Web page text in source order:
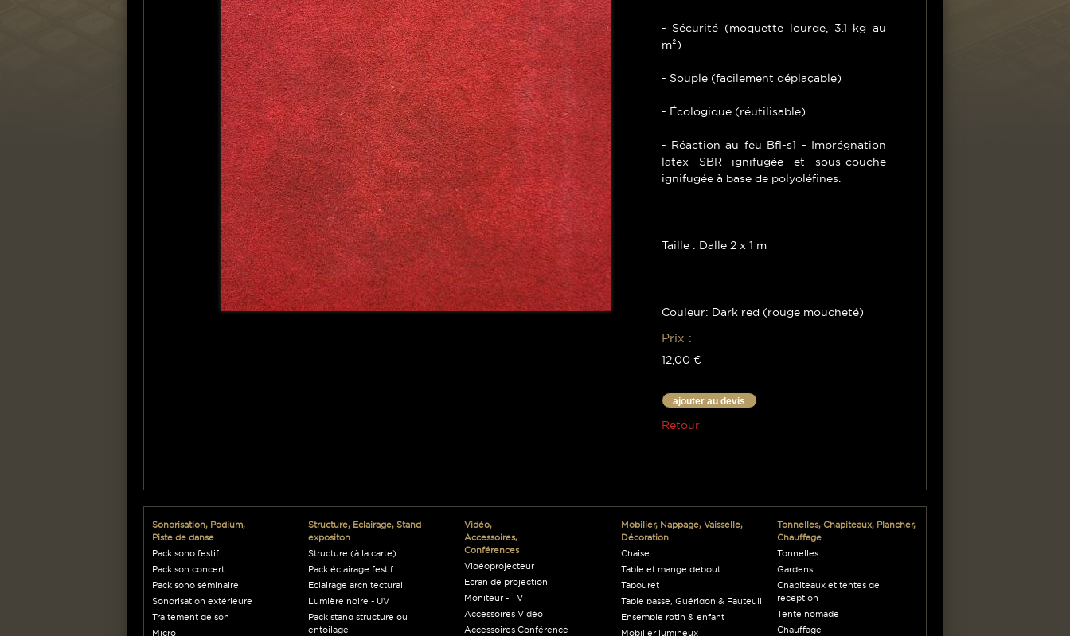
- Sécurité (moquette lourde, 3.1 kg au
m²)
- Souple (facilement déplaçable)
- Écologique (réutilisable)
- Réaction au feu Bfl-s1 - Imprégnation
latex SBR ignifugée et sous-couche
ignifugée à base de polyoléfines.
Taille : Dalle 2 x 1 m
Couleur: Dark red (rouge moucheté)
Prix :
12,00 €
ajouter au devis
Retour
Sonorisation, Podium,
Piste de danse
Pack sono festif
Pack son concert
Pack sono séminaire
Sonorisation extérieure
Traitement de son
Micro
Structure, Eclairage, Stand
expositon
Structure (à la carte)
Pack éclairage festif
Eclairage architectural
Lumière noire - UV
Pack stand structure ou
entoilage
Vidéo,
Accessoires,
Conférences
Vidéoprojecteur
Ecran de projection
Moniteur - TV
Accessoires Vidéo
Accessoires Conférence
Mobilier, Nappage, Vaisselle,
Décoration
Chaise
Table et mange debout
Tabouret
Table basse, Guéridon & Fauteuil
Ensemble rotin & enfant
Mobilier lumineux
Tonnelles, Chapiteaux, Plancher,
Chauffage
Tonnelles
Gardens
Chapiteaux et tentes de
reception
Tente nomade
Chauffage